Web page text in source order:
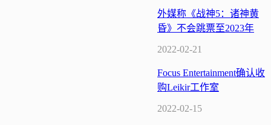
外媒称《战神5：诸神黄
昏》不会跳票至2023年
2022-02-21
Focus Entertainment确认收
购Leikir工作室
2022-02-15